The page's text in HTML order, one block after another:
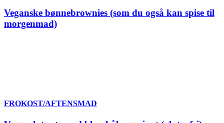
Veganske bønnebrownies (som du også kan spise til
morgenmad)
FROKOST/AFTENSMAD